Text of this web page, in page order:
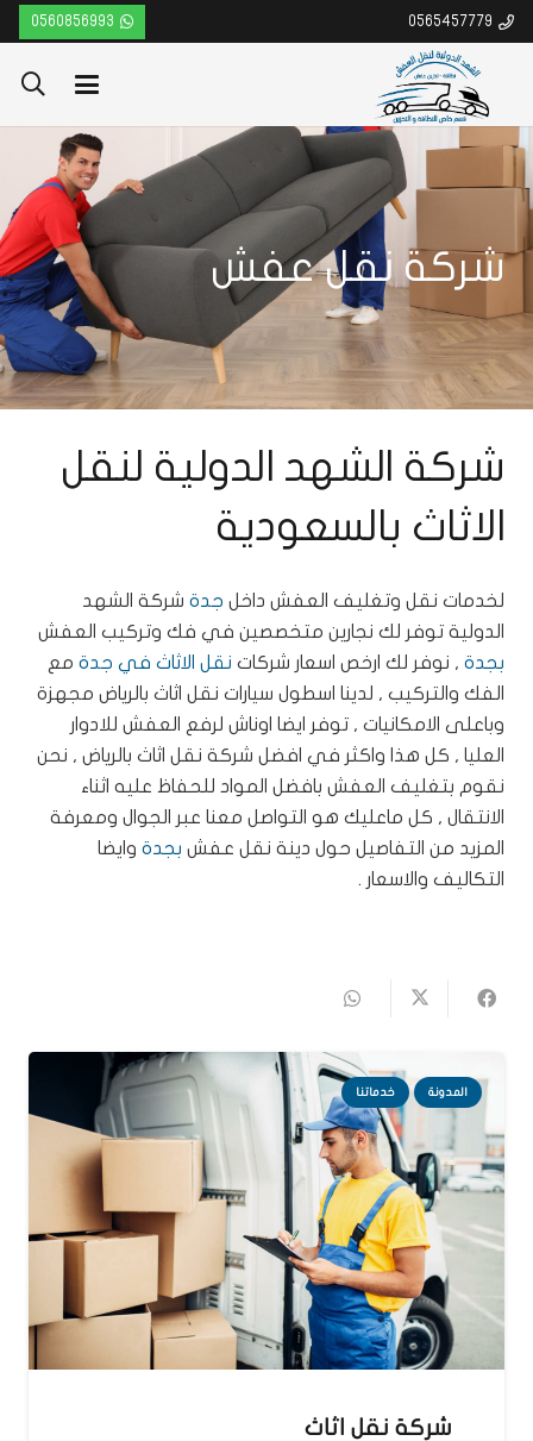
0565457779
0560856993
شركة نقل عفش
شركة الشهد الدولية لنقل
الاثاث بالسعودية
لخدمات نقل وتغليف العفش داخل جدة شركة الشهد
الدولية توفر لك نجارين متخصصين في فك وتركيب العفش
بجدة , نوفر لك ارخص اسعار شركات نقل الاثاث في جدة مع
الفك والتركيب , لدينا اسطول سيارات نقل اثاث بالرياض مجهزة
وباعلى الامكانيات , توفر ايضا اوناش لرفع العفش للادوار
العليا , كل هذا واكثر في افضل شركة نقل اثاث بالرياض , نحن
نقوم بتغليف العفش بافضل المواد للحفاظ عليه اثناء
الانتقال , كل ماعليك هو التواصل معنا عبر الجوال ومعرفة
المزيد من التفاصيل حول دينة نقل عفش بجدة وايضا
التكاليف والاسعار .
المدونة خدماتنا
شركة نقل اثاث